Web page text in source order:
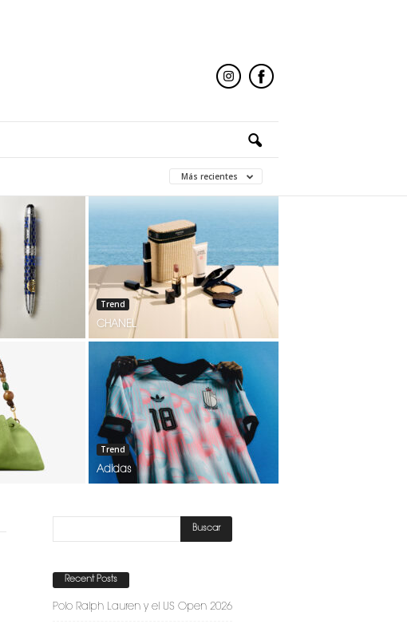
Más recientes
Trend
CHANEL
Trend
Adidas
Recent Posts
Polo Ralph Lauren y el US Open 2026